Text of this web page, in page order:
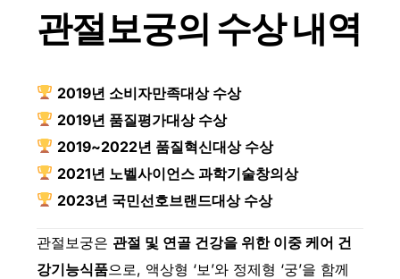
관절보궁의 수상 내역
2019년 소비자만족대상 수상
2019년 품질평가대상 수상
2019~2022년 품질혁신대상 수상
2021년 노벨사이언스 과학기술창의상
2023년 국민선호브랜드대상 수상
관절보궁은 관절 및 연골 건강을 위한 이중 케어 건
강기능식품으로, 액상형 ‘보’와 정제형 ‘궁’을 함께